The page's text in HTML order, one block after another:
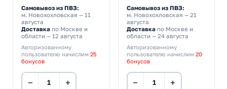
Самовывоз из ПВЗ:
м. Новохохловская — 11
августа
Доставка по Москве и
области — 12 августа
Авторизованному
пользователю начислим 25
бонусов
− +
Самовывоз из ПВЗ:
м. Новохохловская — 21
августа
Доставкапо Москве и
области — 24 августа
Авторизованному
пользователю начислим 20
бонусов
− +